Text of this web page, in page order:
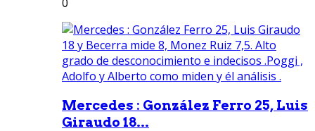
Mercedes : González Ferro 25, Luis
Giraudo 18...